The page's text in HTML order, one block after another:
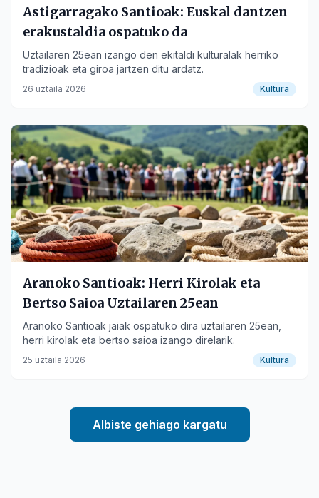
Astigarragako Santioak: Euskal dantzen
erakustaldia ospatuko da
Uztailaren 25ean izango den ekitaldi kulturalak herriko
tradizioak eta giroa jartzen ditu ardatz.
26 uztaila 2026 Kultura
Aranoko Santioak: Herri Kirolak eta
Bertso Saioa Uztailaren 25ean
Aranoko Santioak jaiak ospatuko dira uztailaren 25ean,
herri kirolak eta bertso saioa izango direlarik.
25 uztaila 2026 Kultura
Albiste gehiago kargatu